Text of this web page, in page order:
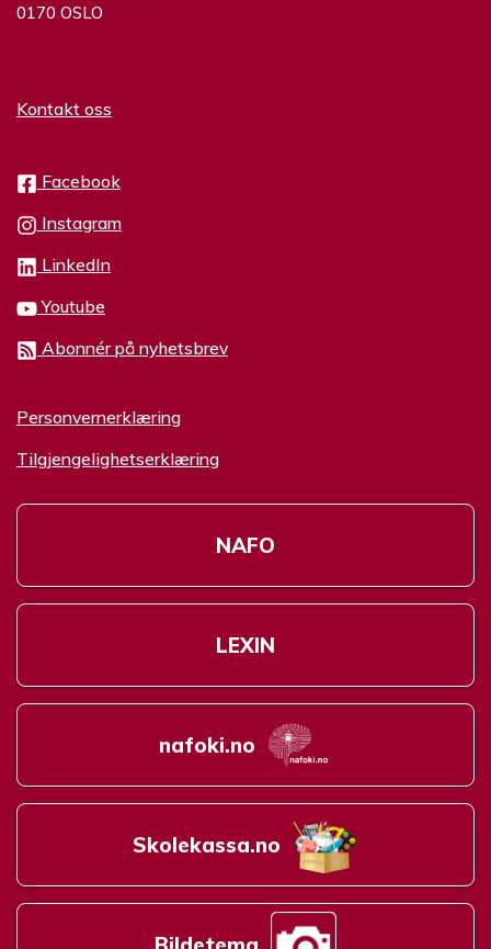
0170 OSLO
Kontakt oss
Facebook
Instagram
LinkedIn
Youtube
Abonnér på nyhetsbrev
Personvernerklæring
Tilgjengelighetserklæring
NAFO
LEXIN
nafoki.no
Skolekassa.no